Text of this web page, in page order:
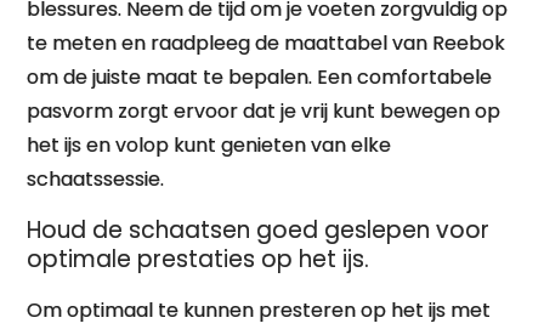
blessures. Neem de tijd om je voeten zorgvuldig op
te meten en raadpleeg de maattabel van Reebok
om de juiste maat te bepalen. Een comfortabele
pasvorm zorgt ervoor dat je vrij kunt bewegen op
het ijs en volop kunt genieten van elke
schaatssessie.
Houd de schaatsen goed geslepen voor
optimale prestaties op het ijs.
Om optimaal te kunnen presteren op het ijs met